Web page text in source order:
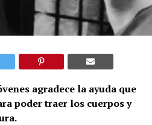
agradece la ayuda que
poder traer los cuerpos y